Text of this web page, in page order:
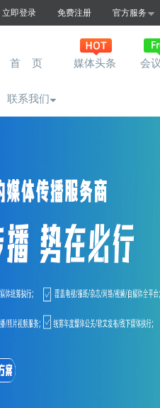
立即登录 免费注册 官方服务
首 页 媒体头条 会
联系我们